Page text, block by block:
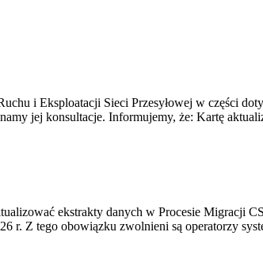
i Eksploatacji Sieci Przesyłowej w części
jej konsultacje. Informujemy, że: Kartę
ekstrakty danych w Procesie Migracji
r. Z tego obowiązku zwolnieni są operatorzy